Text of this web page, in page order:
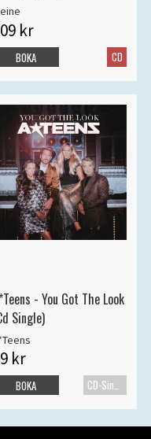
kr
CD
BOKA
- You Got The Look
Single)
kr
CD-Singel
BOKA